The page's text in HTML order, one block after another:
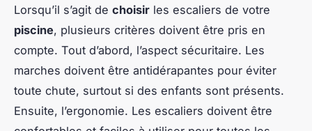
Lorsqu’il s’agit de choisir les escaliers de votre
piscine, plusieurs critères doivent être pris en
compte. Tout d’abord, l’aspect sécuritaire. Les
marches doivent être antidérapantes pour éviter
toute chute, surtout si des enfants sont présents.
Ensuite, l’ergonomie. Les escaliers doivent être